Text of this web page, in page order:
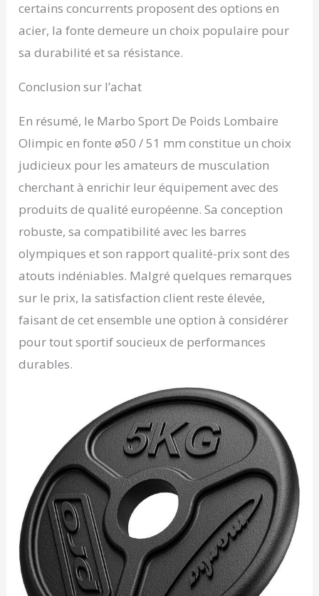
certains concurrents proposent des options en
acier, la fonte demeure un choix populaire pour
sa durabilité et sa résistance.
Conclusion sur l’achat
En résumé, le Marbo Sport De Poids Lombaire
Olimpic en fonte ø50 / 51 mm constitue un choix
judicieux pour les amateurs de musculation
cherchant à enrichir leur équipement avec des
produits de qualité européenne. Sa conception
robuste, sa compatibilité avec les barres
olympiques et son rapport qualité-prix sont des
atouts indéniables. Malgré quelques remarques
sur le prix, la satisfaction client reste élevée,
faisant de cet ensemble une option à considérer
pour tout sportif soucieux de performances
durables.